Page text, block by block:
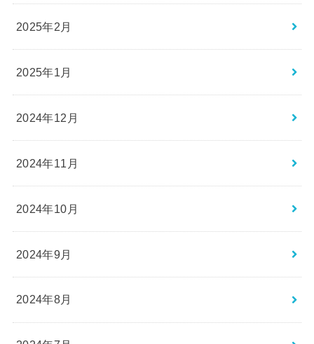
2025年2月
2025年1月
2024年12月
2024年11月
2024年10月
2024年9月
2024年8月